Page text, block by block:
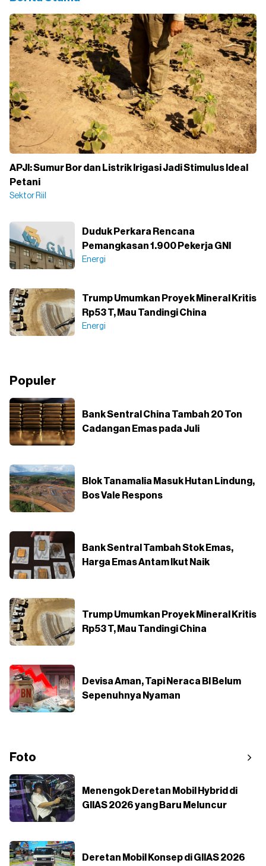
APJI: Sumur Bor dan Listrik Irigasi Jadi Stimulus Ideal
Petani
Sektor Riil
Duduk Perkara Rencana
Pemangkasan 1.900 Pekerja GNI
Energi
Trump Umumkan Proyek Mineral Kritis
Rp53 T, Mau Tandingi China
Energi
Populer
Bank Sentral China Tambah 20 Ton
Cadangan Emas pada Juli
Blok Tanamalia Masuk Hutan Lindung,
Bos Vale Respons
Bank Sentral Tambah Stok Emas,
Harga Emas Antam Ikut Naik
Trump Umumkan Proyek Mineral Kritis
Rp53 T, Mau Tandingi China
Devisa Aman, Tapi Neraca BI Belum
Sepenuhnya Nyaman
Foto
Menengok Deretan Mobil Hybrid di
GIIAS 2026 yang Baru Meluncur
Deretan Mobil Konsep di GIIAS 2026